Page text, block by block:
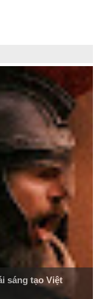
sáng tạo Việt